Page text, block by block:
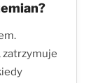
zatrzymuje